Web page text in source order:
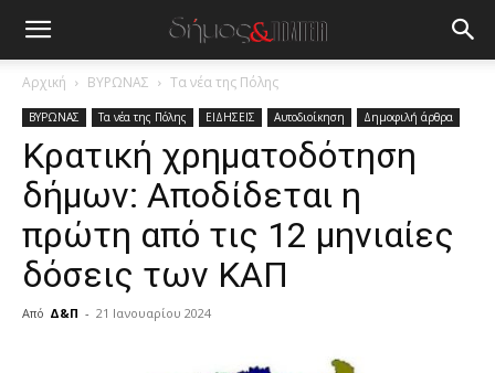
Αρχική ΒΥΡΩΝΑΣ Τα νέα της Πόλης
ΒΥΡΩΝΑΣ Τα νέα της Πόλης ΕΙΔΗΣΕΙΣ Αυτοδιοίκηση Δημοφιλή άρθρα
Κρατική χρηματοδότηση
δήμων: Αποδίδεται η
πρώτη από τις 12 μηνιαίες
δόσεις των ΚΑΠ
Από Δ&Π - 21 Ιανουαρίου 2024